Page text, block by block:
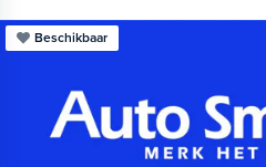
Beschikbaar